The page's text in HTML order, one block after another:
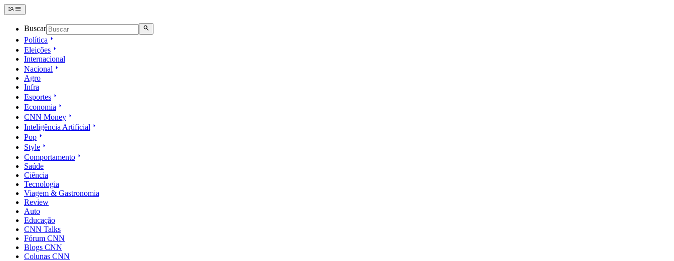
Buscar
Política
Eleições
Internacional
Nacional
Agro
Infra
Esportes
Economia
CNN Money
Inteligência Artificial
Pop
Style
Comportamento
Saúde
Ciência
Tecnologia
Viagem & Gastronomia
Review
Auto
Educação
CNN Talks
Fórum CNN
Blogs CNN
Colunas CNN